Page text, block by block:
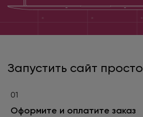
Запустить сайт просто
01
Оформите и оплатите заказ